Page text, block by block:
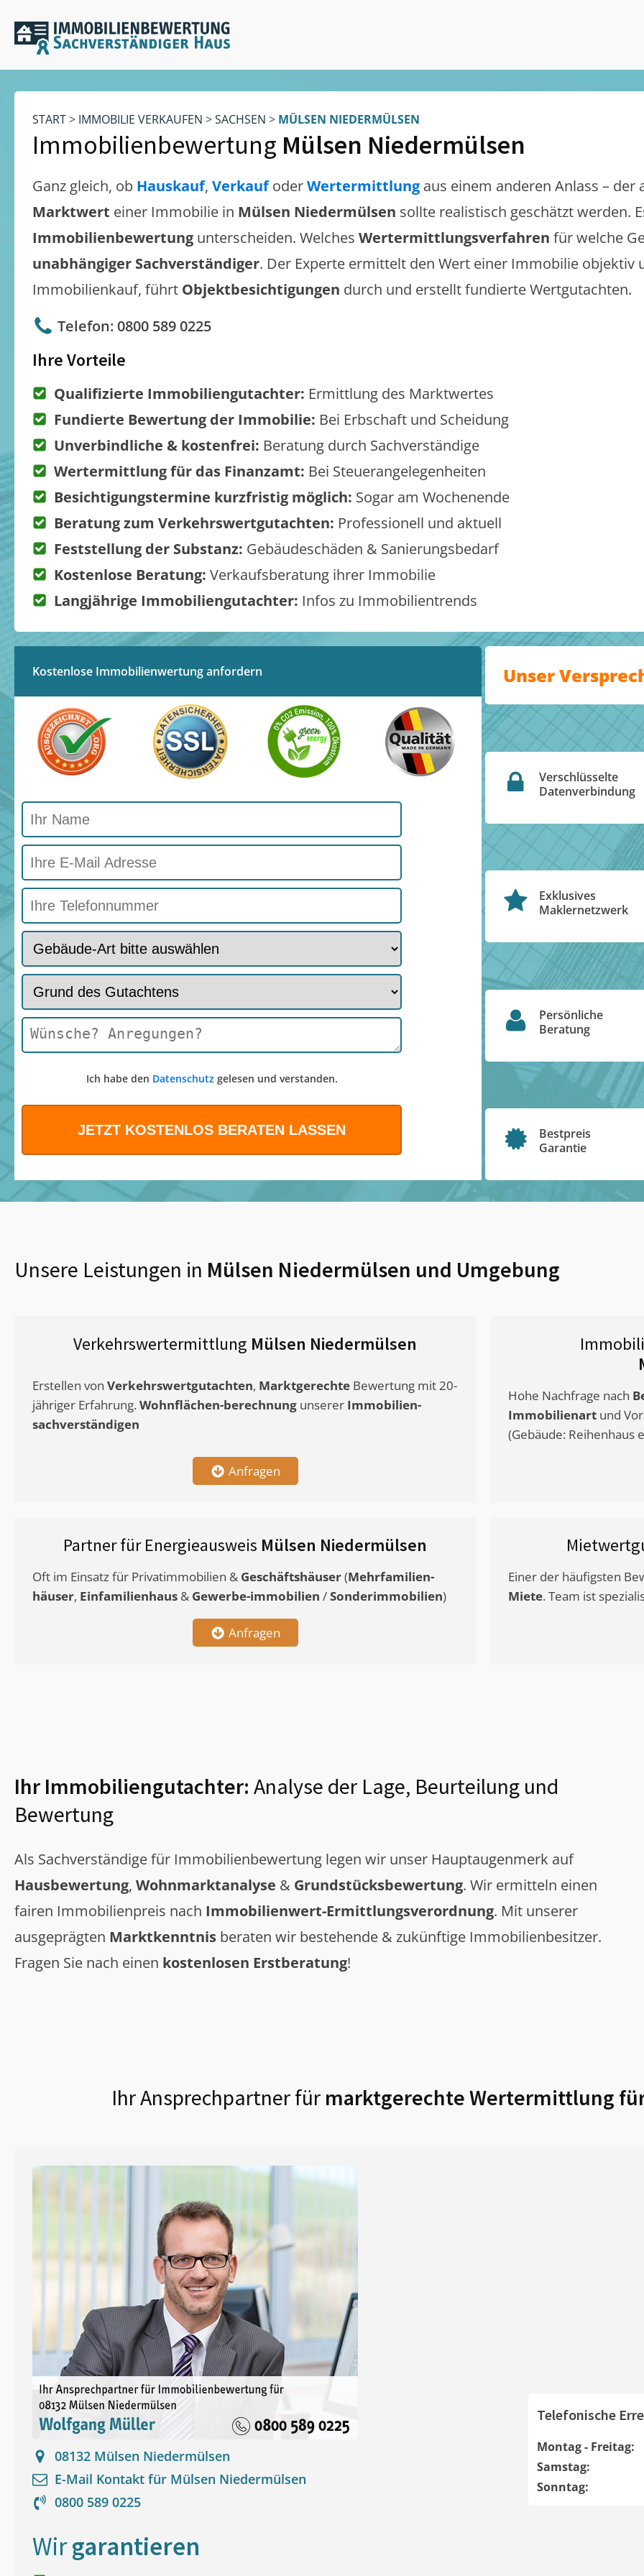
START> IMMOBILIE VERKAUFEN >SACHSEN > MÜLSEN NIEDERMÜLSEN
Immobilienbewertung Mülsen Niedermülsen
Ganz gleich, ob Hauskauf, VerkaufoderWertermittlung aus einem anderen Anlass – der
Marktwert einer Immobilie in Mülsen Niedermülsen sollte realistisch geschätzt werden.
Immobilienbewertung unterscheiden. Welches Wertermittlungsverfahren für welche
unabhängiger Sachverständiger. Der Experte ermittelt den Wert einer Immobilie objektiv
Immobilienkauf, führt Objektbesichtigungen durch und erstellt fundierte Wertgutachten.
Telefon: 0800 589 0225
Ihre Vorteile
Qualifizierte Immobiliengutachter: Ermittlung des Marktwertes
Fundierte Bewertung der Immobilie: Bei Erbschaft und Scheidung
Unverbindliche & kostenfrei: Beratung durch Sachverständige
Wertermittlung für das Finanzamt: Bei Steuerangelegenheiten
Besichtigungstermine kurzfristig möglich: Sogar am Wochenende
Beratung zum Verkehrswertgutachten: Professionell und aktuell
Feststellung der Substanz: Gebäudeschäden & Sanierungsbedarf
Kostenlose Beratung: Verkaufsberatung ihrer Immobilie
Langjährige Immobiliengutachter: Infos zu Immobilientrends
Kostenlose Immobilienwertung anfordern
Ich habe den Datenschutzgelesen und verstanden.
Unser
Verschlüsselte
Datenverbindung
Exklusives
Maklernetzwerk
Persönliche
Beratung
Bestpreis
Garantie
Unsere Leistungen in Mülsen Niedermülsen und Umgebung
Verkehrswertermittlung Mülsen Niedermülsen
Erstellen von Verkehrswertgutachten, Marktgerechte Bewertung mit 20-
jähriger Erfahrung. Wohnflächen-berechnung unserer Immobilien-
sachverständigen
Anfragen
Hohe Nachfrage nach
Immobilienart und
(Gebäude: Reihenhaus
Partner für Energieausweis Mülsen Niedermülsen
Oft im Einsatz für Privatimmobilien & Geschäftshäuser(Mehrfamilien-
häuser, Einfamilienhaus & Gewerbe-immobilien /Sonderimmobilien)
Anfragen
Einer der häufigsten
Miete. Team ist
Ihr Immobiliengutachter: Analyse der Lage, Beurteilung und
Bewertung
Als Sachverständige für Immobilienbewertung legen wir unser Hauptaugenmerk auf
Hausbewertung, Wohnmarktanalyse & Grundstücksbewertung. Wir ermitteln einen
fairen Immobilienpreis nach Immobilienwert-Ermittlungsverordnung. Mit unserer
ausgeprägten Marktkenntnis beraten wir bestehende & zukünftige Immobilienbesitzer.
Fragen Sie nach einen kostenlosen Erstberatung!
Ihr Ansprechpartner für marktgerechte Wertermittlung
08132 Mülsen Niedermülsen
E-Mail Kontakt für Mülsen Niedermülsen
0800 589 0225
Telefonische
Montag - Freitag:
Samstag:
Sonntag:
Wirgarantieren